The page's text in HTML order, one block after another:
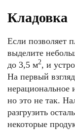
Кладовка
Если позволяет
выделите
до 3,5 м2, и
На первый
нерациональное
но это не так.
разгрузить
некоторые